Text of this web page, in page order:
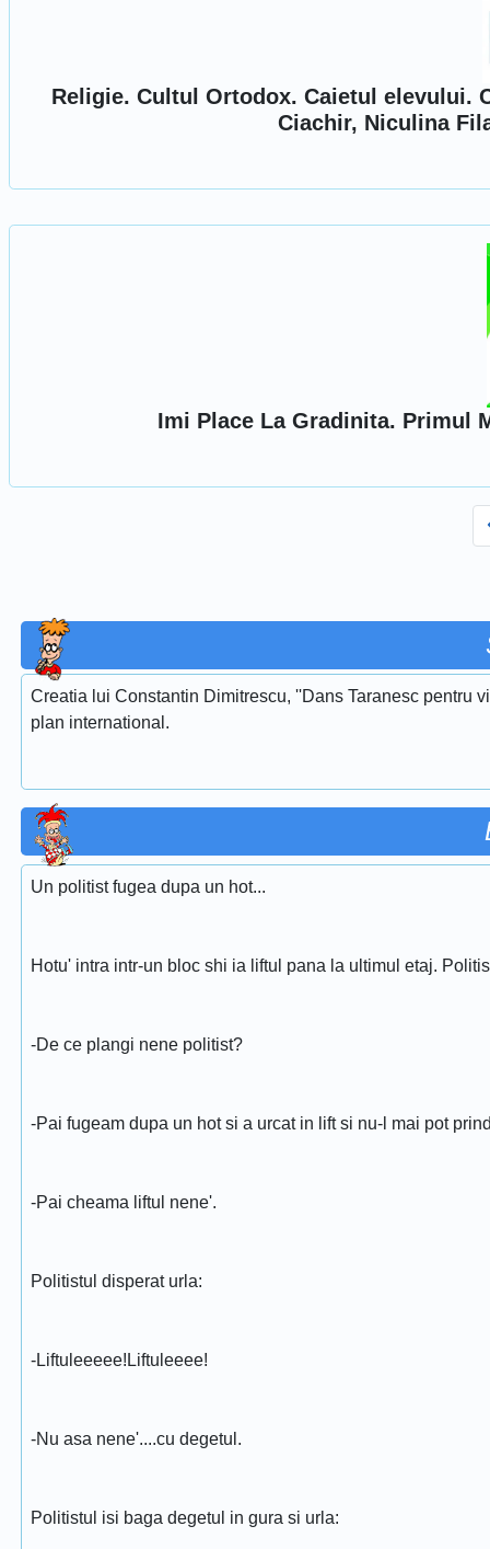
Religie. Cultul Ortodox. Caietul elevului.
Ciachir, Niculina
Imi Place La Gradinita. Primul
Creatia lui Constantin Dimitrescu, ''Dans Taranesc pentru
plan international.
Un politist fugea dupa un hot...
Hotu' intra intr-un bloc shi ia liftul pana la ultimul etaj.
-De ce plangi nene politist?
-Pai fugeam dupa un hot si a urcat in lift si nu-l mai pot
-Pai cheama liftul nene'.
Politistul disperat urla:
-Liftuleeeee!Liftuleeee!
-Nu asa nene'....cu degetul.
Politistul isi baga degetul in gura si urla: